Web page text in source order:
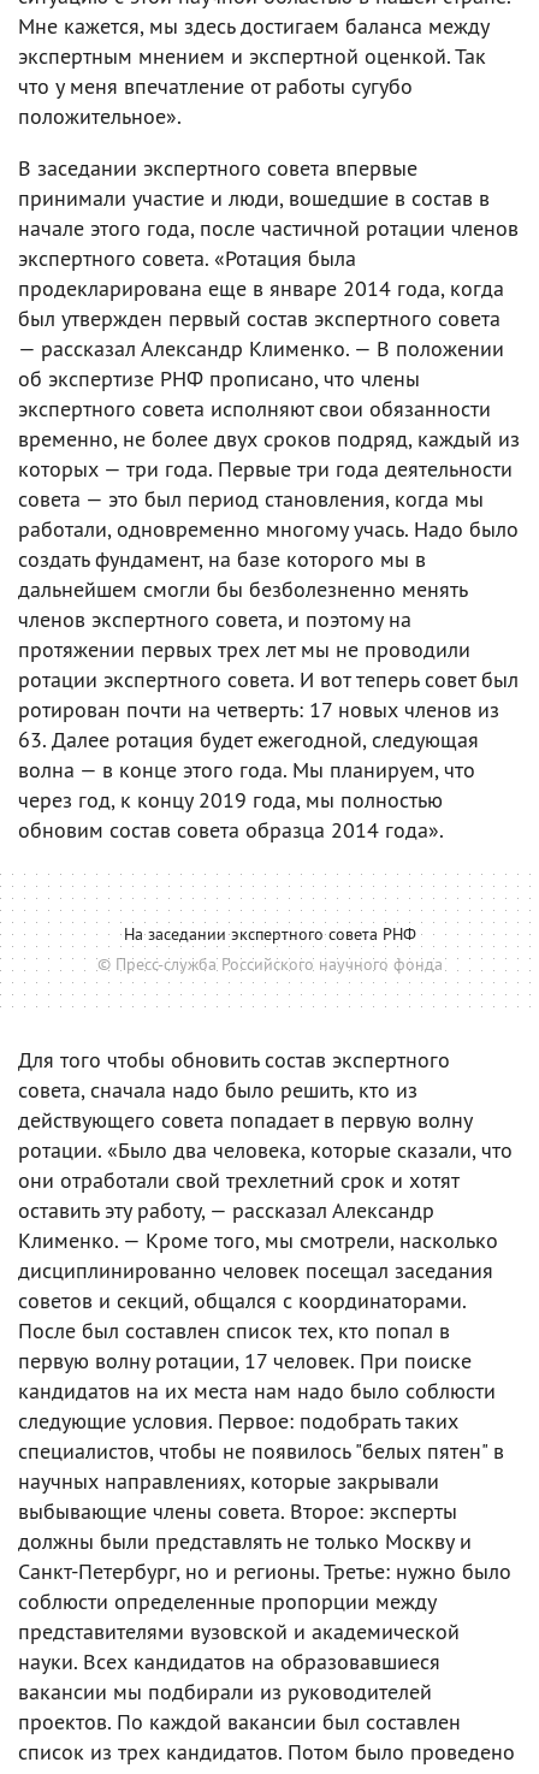
Мне кажется, мы здесь достигаем баланса между
экспертным мнением и экспертной оценкой. Так
что у меня впечатление от работы сугубо
положительное».
В заседании экспертного совета впервые
принимали участие и люди, вошедшие в состав в
начале этого года, после частичной ротации членов
экспертного совета. «Ротация была
продекларирована еще в январе 2014 года, когда
был утвержден первый состав экспертного совета
— рассказал Александр Клименко. — В положении
об экспертизе РНФ прописано, что члены
экспертного совета исполняют свои обязанности
временно, не более двух сроков подряд, каждый из
которых — три года. Первые три года деятельности
совета — это был период становления, когда мы
работали, одновременно многому учась. Надо было
создать фундамент, на базе которого мы в
дальнейшем смогли бы безболезненно менять
членов экспертного совета, и поэтому на
протяжении первых трех лет мы не проводили
ротации экспертного совета. И вот теперь совет был
ротирован почти на четверть: 17 новых членов из
63. Далее ротация будет ежегодной, следующая
волна — в конце этого года. Мы планируем, что
через год, к концу 2019 года, мы полностью
обновим состав совета образца 2014 года».
На заседании экспертного совета РНФ
© Пресс-служба Российского научного фонда
Для того чтобы обновить состав экспертного
совета, сначала надо было решить, кто из
действующего совета попадает в первую волну
ротации. «Было два человека, которые сказали, что
они отработали свой трехлетний срок и хотят
оставить эту работу, — рассказал Александр
Клименко. — Кроме того, мы смотрели, насколько
дисциплинированно человек посещал заседания
советов и секций, общался с координаторами.
После был составлен список тех, кто попал в
первую волну ротации, 17 человек. При поиске
кандидатов на их места нам надо было соблюсти
следующие условия. Первое: подобрать таких
специалистов, чтобы не появилось "белых пятен" в
научных направлениях, которые закрывали
выбывающие члены совета. Второе: эксперты
должны были представлять не только Москву и
Санкт-Петербург, но и регионы. Третье: нужно было
соблюсти определенные пропорции между
представителями вузовской и академической
науки. Всех кандидатов на образовавшиеся
вакансии мы подбирали из руководителей
проектов. По каждой вакансии был составлен
список из трех кандидатов. Потом было проведено